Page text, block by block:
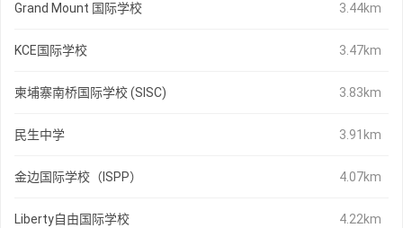
Grand Mount 国际学校 3.44km
KCE国际学校 3.47km
柬埔寨南桥国际学校 (SISC) 3.83km
民生中学 3.91km
金边国际学校（ISPP） 4.07km
Liberty自由国际学校 4.22km